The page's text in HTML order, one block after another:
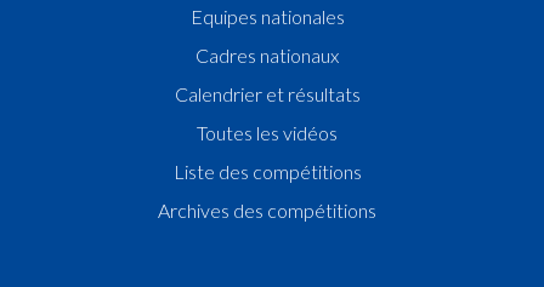
Equipes nationales
Cadres nationaux
Calendrier et résultats
Toutes les vidéos
Liste des compétitions
Archives des compétitions